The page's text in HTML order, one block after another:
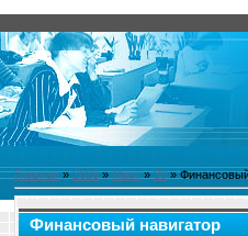
Главная»2026 » Март » 30»
Финансовый навигатор